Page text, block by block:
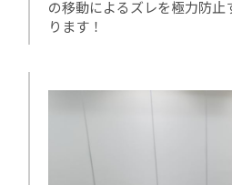
の移動によるズレを極力防止
ります！